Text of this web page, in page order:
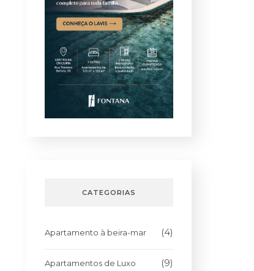
CATEGORIAS
Apartamento à beira-mar (4)
Apartamentos de Luxo (9)